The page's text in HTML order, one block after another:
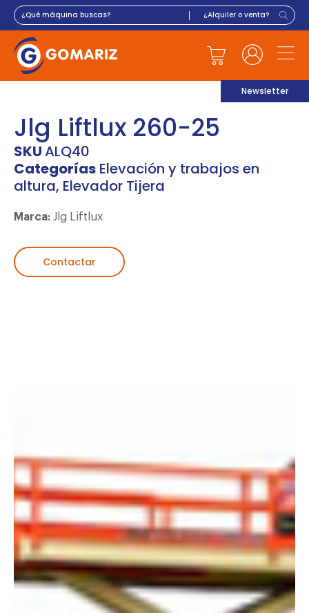
Newsletter
Jlg Liftlux 260-25
SKUALQ40
Categorías Elevación y trabajos en
altura, Elevador Tijera
Marca: Jlg Liftlux
Contactar